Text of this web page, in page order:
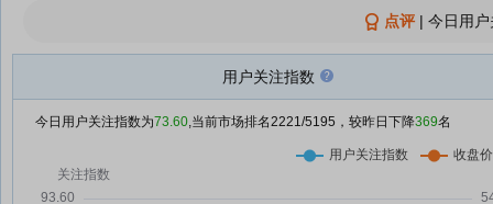
乖宝宠物：融资净买入7.45万元，
融资余额2.58亿元
07-28
增持 乖宝宠物总市值三个月蒸发
07-24
06-05
06-02
点评| 今日用
用户关注指数
今日用户关注指数为73.60,当前市场排名2221/5195，较昨日下降369名